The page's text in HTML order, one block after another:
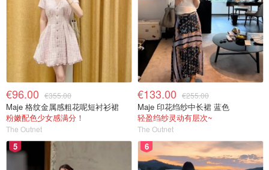
€96.00 €355.00
Maje 格纹金属感粗花呢短衬衫裙
粉嫩配色少女感满分！
The Outnet
€133.00 €255.00
Maje 印花绉纱中长裙 蓝色
轻盈绉纱灵动有层次~
The Outnet
5 6